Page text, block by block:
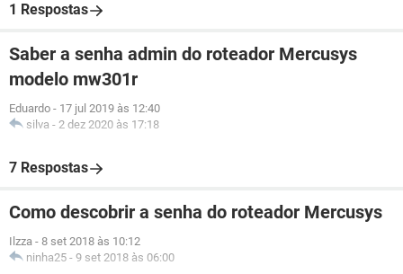
1 Respostas
Saber a senha admin do roteador Mercusys
modelo mw301r
Eduardo - 17 jul 2019 às 12:40
silva - 2 dez 2020 às 17:18
7 Respostas
Como descobrir a senha do roteador Mercusys
Ilzza - 8 set 2018 às 10:12
ninha25 - 9 set 2018 às 06:00